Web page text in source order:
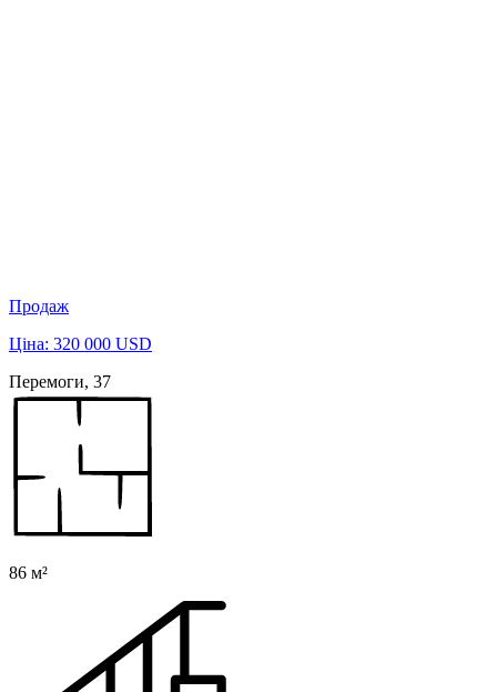
Продаж
Ціна: 320 000 USD
Перемоги, 37
86 м²